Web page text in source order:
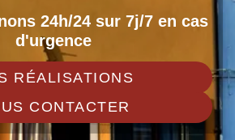
24h/24 sur 7j/7 en cas
d'urgence
RÉALISATIONS
CONTACTER